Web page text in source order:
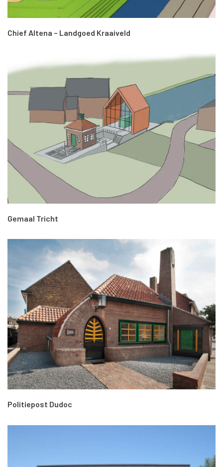
Chief Altena – Landgoed Kraaiveld
Gemaal Tricht
Politiepost Dudoc